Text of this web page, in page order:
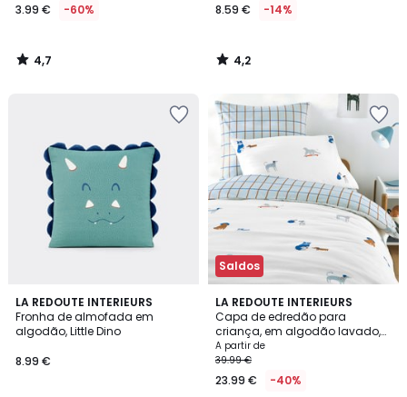
3.99 € -60%
4,7
/
8.59 € -14%
4,2
/
LA REDOUTE INTERIEURS
Fronha de almofada em
algodão, Little Dino
8.99 €
4
/
5
Saldos
LA REDOUTE INTERIEURS
Capa de edredão para
criança, em algodão lavado,
estampado com cães, TEAM
CHIENS
A partir de
39.99 €
23.99 € -40%
5
/
5